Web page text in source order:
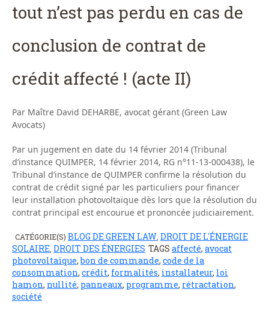
tout n’est pas perdu en cas de
conclusion de contrat de
crédit affecté ! (acte II)
Par Maître David DEHARBE, avocat gérant (Green Law
Avocats)
Par un jugement en date du 14 février 2014 (Tribunal
d’instance QUIMPER, 14 février 2014, RG n°11-13-000438), le
Tribunal d’instance de QUIMPER confirme la résolution du
contrat de crédit signé par les particuliers pour financer
leur installation photovoltaïque dès lors que la résolution du
contrat principal est encourue et prononcée judiciairement.
CATÉGORIE(S) BLOG DE GREEN LAW DROIT DE L'ÉNERGIE
SOLAIRE DROIT DES ÉNERGIES TAGS affecté, avocat
photovoltaïque,bon de commande, code de la
consommation, crédit, formalités, installateur, loi
hamon, nullité, panneaux, programme, rétractation,
société